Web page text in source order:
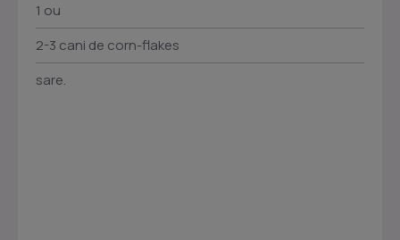
1 ou
2-3 cani de corn-flakes
sare.